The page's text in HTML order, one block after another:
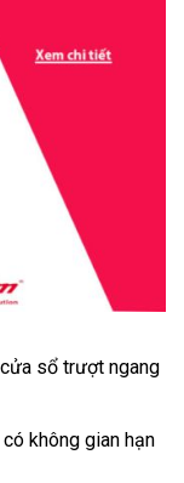
sổ trượt ngang
không gian hạn